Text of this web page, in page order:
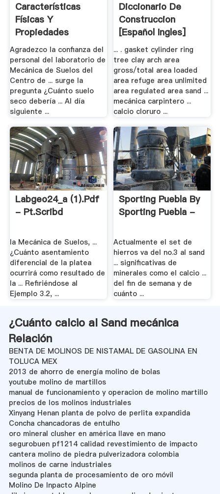
Características
Físicas Y
Propiedades
Mecánicas .
Agradezco la confianza del
personal del laboratorio de
Mecánica de Suelos del
Centro de ... surge la
pregunta ¿Cuánto suelo
seco debería ... Al día
siguiente ...
Diccionario De
Construccion
[Español Ingles]
... . gasket cylinder ring
tree clay arch area
gross/total area loaded
area refuge area unlimited
area regulated area sand ...
mecánica carpintero ...
calcio cloruro ...
Labgeo24_a (1).pdf
- Pt.scribd
la Mecánica de Suelos, ...
¿Cuánto asentamiento
diferencial de la platea
ocurrirá como resultado de
la ... Refiriéndose al
Ejemplo 3.2, ...
Sporting Puebla By
Sporting Puebla -
Actualmente el set de
hierros va del no.3 al sand
... significativas de
minerales como el calcio ...
del fin de semana y de
cuánto ...
¿Cuánto calcio al Sand mecánica
Relación
BENTA DE MOLINOS DE NISTAMAL DE GASOLINA EN
TOLUCA MEX
2013 de ahorro de energía molino de bolas
youtube molino de martillos
manual de funcionamiento y operacion de molino martillo
precios de los molinos industriales
Xinyang Henan planta de polvo de perlita expandida
Concha chancadoras de entulho
oro mineral clusher en américa llave en mano
segurobuen pf1214 calidad revestimiento de impacto
cantera molino de piedra pulverizadora colombia
molinos de carne industriales
segunda planta de procesamiento de oro móvil
Molino De Inpacto Alpine